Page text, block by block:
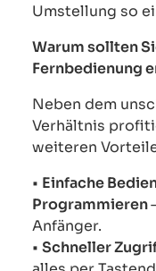
Umstellung so
Warum sollten
Fernbedienung
Neben dem
Verhältnis
weiteren
• Einfache
Programmieren
Anfänger.
• Schneller